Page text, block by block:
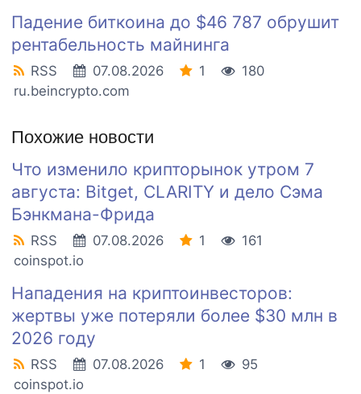
Падение биткоина до $46 787 обрушит
рентабельность майнинга
RSS 07.08.2026 1
180
ru.beincrypto.com
Похожие новости
Что изменило крипторынок утром 7
августа: Bitget, CLARITY и дело Сэма
Бэнкмана-Фрида
RSS 07.08.2026 1
161
coinspot.io
Нападения на криптоинвесторов:
жертвы уже потеряли более $30 млн в
2026 году
RSS 07.08.2026 1
95
coinspot.io